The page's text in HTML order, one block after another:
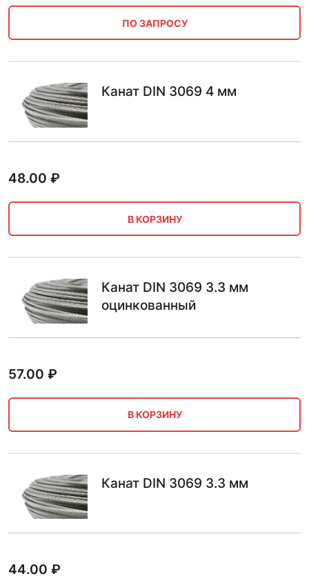
ПО ЗАПРОСУ
Канат DIN 3069 4 мм
48.00 ₽
В КОРЗИНУ
Канат DIN 3069 3.3 мм
оцинкованный
57.00 ₽
В КОРЗИНУ
Канат DIN 3069 3.3 мм
44.00 ₽